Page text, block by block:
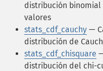
distribución
valores
stats_cdf_cauchy —
distribución de
stats_cdf_chisquare
distribución del chi-